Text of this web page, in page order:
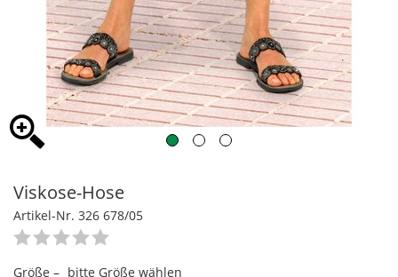
Viskose-Hose
Artikel-Nr. 326 678/05
Größe – bitte Größe wählen